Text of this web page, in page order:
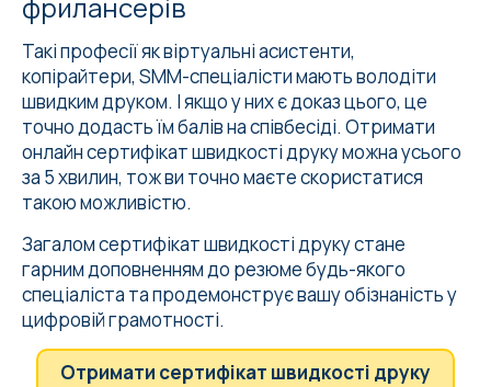
фрилансерів
Такі професії як віртуальні асистенти,
копірайтери, SMM-спеціалісти мають володіти
швидким друком. І якщо у них є доказ цього, це
точно додасть їм балів на співбесіді. Отримати
онлайн сертифікат швидкості друку можна усього
за 5 хвилин, тож ви точно маєте скористатися
такою можливістю.
Загалом сертифікат швидкості друку стане
гарним доповненням до резюме будь-якого
спеціаліста та продемонструє вашу обізнаність у
цифровій грамотності.
Отримати сертифікат швидкості друку